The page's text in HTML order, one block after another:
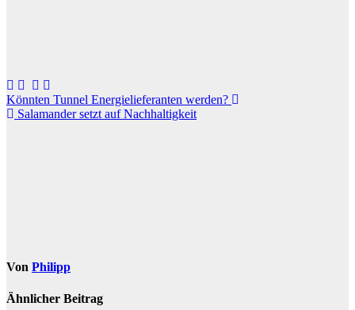
Beitragsnavigation
Könnten Tunnel Energielieferanten werden?
Salamander setzt auf Nachhaltigkeit
Von Philipp
Ähnlicher Beitrag